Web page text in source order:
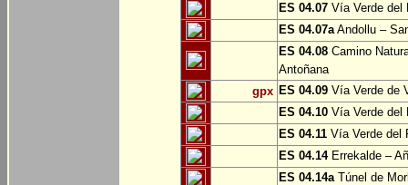
ES 04.07 Vía Verde del
ES 04.07aAndollu –
ES 04.08 Camino
Antoñana
gpx ES 04.09 Vía Verde de
ES 04.10 Vía Verde del
ES 04.11 Vía Verde del
ES 04.14Errekalde –
ES 04.14aTúnel de